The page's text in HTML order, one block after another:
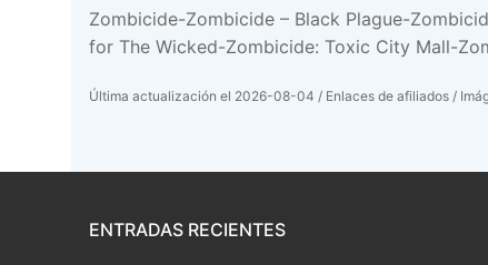
Zombicide-Zombicide – Black Plague-
for The Wicked-Zombicide: Toxic City Mall-
Última actualización el 2026-08-04 / Enlaces de afiliados /
ENTRADAS RECIENTES